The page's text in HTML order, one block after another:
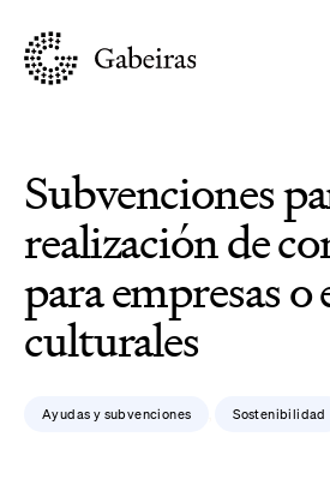
Subvenciones
realización de
para empresas o
culturales
Ayudas y subvenciones Sostenibilidad